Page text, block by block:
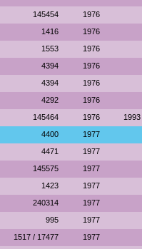
145454 1976
1416 1976
1553 1976
4394 1976
4394 1976
4292 1976
145464 1976 1993
4400 1977
4471 1977
145575 1977
1423 1977
240314 1977
995 1977
1517 / 17477 1977